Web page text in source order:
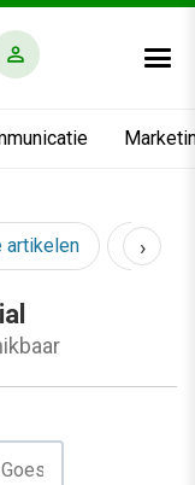
artikelen AI &
›